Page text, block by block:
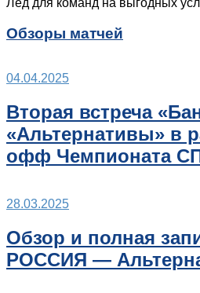
Лёд для команд на выгодных
Обзоры матчей
04.04.2025
Вторая встреча
«Альтернативы» в
офф Чемпионата
28.03.2025
Обзор и полная
РОССИЯ —